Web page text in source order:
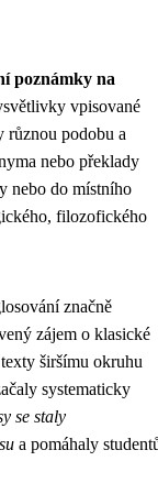
poznámky na
vpisované
různou podobu a
nebo překlady
nebo do místního
filozofického
značně
zájem o klasické
širšímu okruhu
systematicky
se staly
a pomáhaly